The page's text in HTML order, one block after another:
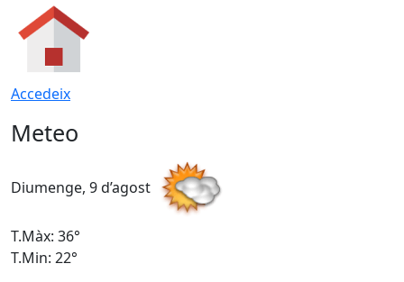
Accedeix
Meteo
Diumenge, 9 d’agost
T.Màx: 36°
T.Min: 22°